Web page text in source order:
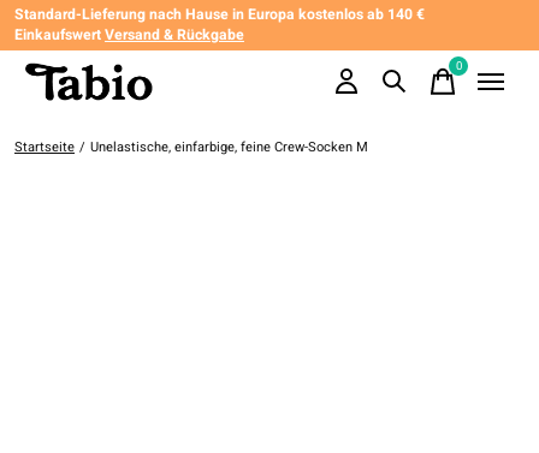
Standard-Lieferung nach Hause in Europa kostenlos ab 140 €
EinkaufswertVersand & Rückgabe
0items
Startseite / Unelastische, einfarbige, feine Crew-Socken M